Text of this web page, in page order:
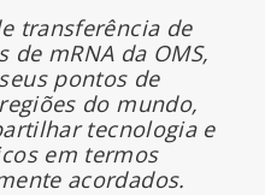
transferência de
de mRNAda OMS,
pontos de
do mundo,
tecnologia e
em termos
acordados.